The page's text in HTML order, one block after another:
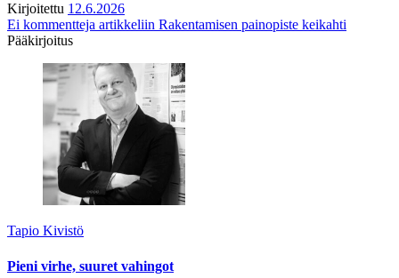
Kirjoitettu 12.6.2026
Ei kommentteja artikkeliin Rakentamisen painopiste keikahti
Pääkirjoitus
Tapio Kivistö
Pieni virhe, suuret vahingot